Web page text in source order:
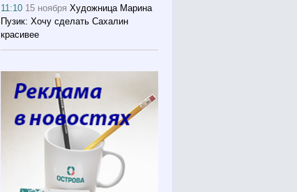
11:10 15 ноября Художница Марина
Пузик: Хочу сделать Сахалин
красивее